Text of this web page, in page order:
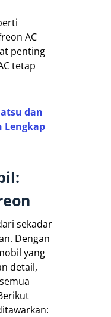
AC
penting
tetap
dan
Lengkap
sekadar
Dengan
yang
detail,